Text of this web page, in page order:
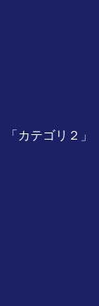
カテゴリ２」